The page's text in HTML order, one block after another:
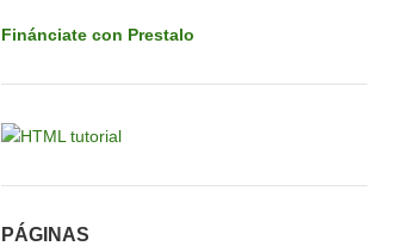
Finánciate con Prestalo
PÁGINAS